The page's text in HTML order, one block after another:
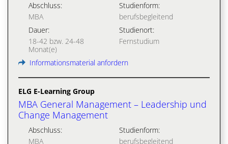
Abschluss:
MBA
Studienform:
berufsbegleitend
Dauer:
18-42 bzw. 24-48
Monat(e)
Studienort:
Fernstudium
Informationsmaterial anfordern
ELG E-Learning Group
MBA General Management – Leadership und
Change Management
Abschluss:
MBA
Studienform:
berufsbegleitend